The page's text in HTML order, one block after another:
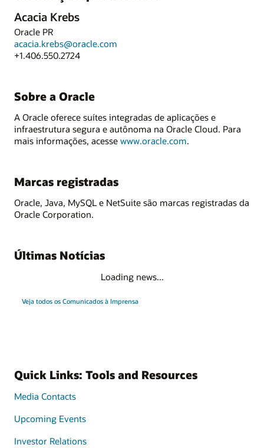
Acacia Krebs
Oracle PR
acacia.krebs@oracle.com
+1.406.550.2724
Sobre a Oracle
A Oracle oferece suítes integradas de aplicações e
infraestrutura segura e autônoma na Oracle Cloud. Para
mais informações, acesse www.oracle.com.
Marcas registradas
Oracle, Java, MySQL e NetSuite são marcas registradas da
Oracle Corporation.
Últimas Notícias
Loading news...
Veja todos os Comunicados à Imprensa
Quick Links: Tools and Resources
Media Contacts
Upcoming Events
Investor Relations